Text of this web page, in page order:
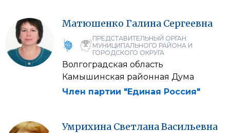
Матюшенко Галина Сергеевна
ПРЕДСТАВИТЕЛЬНЫЙ ОРГАН
МУНИЦИПАЛЬНОГО РАЙОНА И
ГОРОДСКОГО ОКРУГА
Волгоградская область
Камышинская районная Дума
Член партии "Единая Россия"
Умрихина СветланаВасильевна